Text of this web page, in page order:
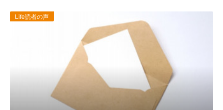
Life読者の声